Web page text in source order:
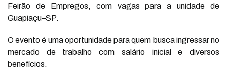
Feirão de Empregos, com vagas para a unidade de
Guapiaçu–SP.
O evento é uma oportunidade para quem busca ingressar no
mercado de trabalho com salário inicial e diversos
benefícios.